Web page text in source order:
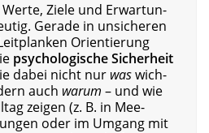
Zie­le und Erwar­tun­
Gera­de in unsi­che­ren
Ori­en­tie­rung
psy­cho­lo­gi­sche Sicher­heit
dabei nicht nur waswich­
auch war­um – und wie
zei­gen (z. B. in Mee­
oder im Umgang mit